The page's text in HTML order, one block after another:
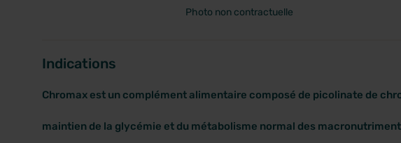
Photo non contractuelle
Indications
Chromax est un complément alimentaire composé de picolinate de
maintien de la glycémie et du métabolisme normal des